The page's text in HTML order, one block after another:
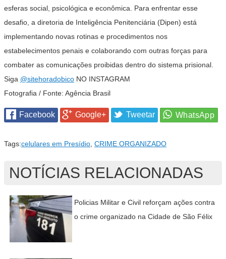
esferas social, psicológica e econômica. Para enfrentar esse
desafio, a diretoria de Inteligência Penitenciária (Dipen) está
implementando novas rotinas e procedimentos nos
estabelecimentos penais e colaborando com outras forças para
combater as comunicações proibidas dentro do sistema prisional.
Siga @sitehoradobico NO INSTAGRAM
Fotografia / Fonte: Agência Brasil
Facebook Google+ Tweetar
Tags:celulares em Presídio CRIME ORGANIZADO
NOTÍCIAS RELACIONADAS
Policias Militar e Civil reforçam ações contra
o crime organizado na Cidade de São Félix